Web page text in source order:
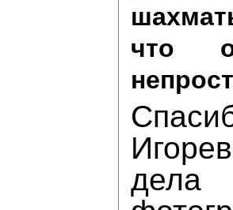
что
дела